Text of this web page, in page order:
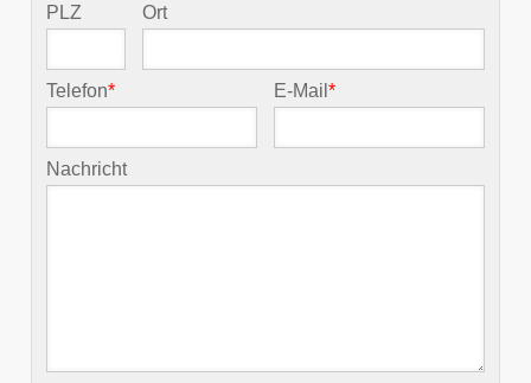
PLZ Ort
Telefon* E-Mail*
Nachricht